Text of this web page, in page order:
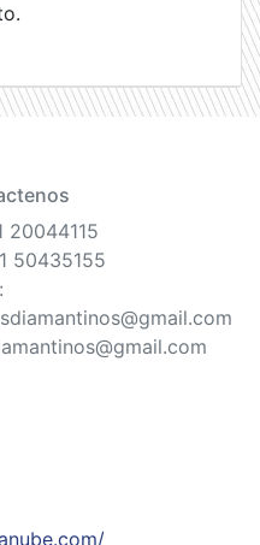
20044115
50435155